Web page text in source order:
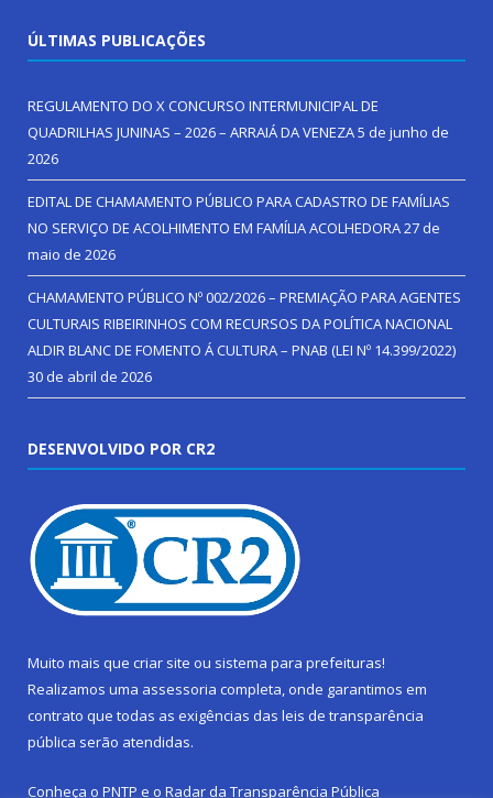
ÚLTIMAS PUBLICAÇÕES
REGULAMENTO DO X CONCURSO INTERMUNICIPAL DE
QUADRILHAS JUNINAS – 2026 – ARRAIÁ DA VENEZA5 de junho de
2026
EDITAL DE CHAMAMENTO PÚBLICO PARA CADASTRO DE FAMÍLIAS
NO SERVIÇO DE ACOLHIMENTO EM FAMÍLIA ACOLHEDORA27 de
maio de 2026
CHAMAMENTO PÚBLICO Nº 002/2026 – PREMIAÇÃO PARA AGENTES
CULTURAIS RIBEIRINHOS COM RECURSOS DA POLÍTICA NACIONAL
ALDIR BLANC DE FOMENTO Á CULTURA – PNAB (LEI Nº 14.399/2022)
30 de abril de 2026
DESENVOLVIDO POR CR2
Muito mais que criar site ou sistema para prefeituras!
Realizamos uma assessoria completa, onde garantimos em
contrato que todas as exigências das leis de transparência
pública serão atendidas.
Conheça o PNTP e o Radar da Transparência Pública